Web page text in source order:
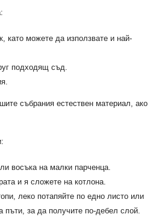
като можете да използвате и най-
подходящ съд.
събрания естествен материал, ако
восъка на малки парченца.
и я сложете на котлона.
леко потапяйте по едно листо или
пъти, за да получите по-дебел слой.